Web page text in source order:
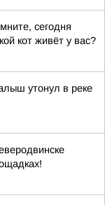
сегодня
кот живёт у вас?
утонул в реке